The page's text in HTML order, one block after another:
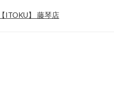
【ITOKU】 藤琴店